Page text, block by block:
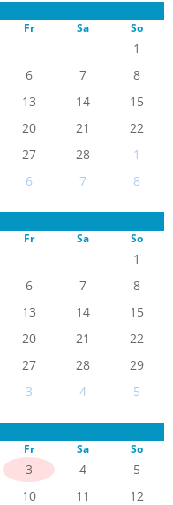
Fr Sa So
1
6 7
8
13 14
15
20 21
22
27 28
1
6 7 8
Fr Sa So
1
6 7
8
13 14
15
20 21
22
27 28
29
3 4 5
Fr Sa So
3 4
5
10 11
12